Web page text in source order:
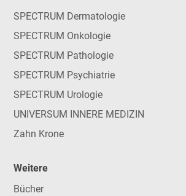
SPECTRUM Dermatologie
SPECTRUM Onkologie
SPECTRUM Pathologie
SPECTRUM Psychiatrie
SPECTRUM Urologie
UNIVERSUM INNERE MEDIZIN
Zahn Krone
Weitere
Bücher